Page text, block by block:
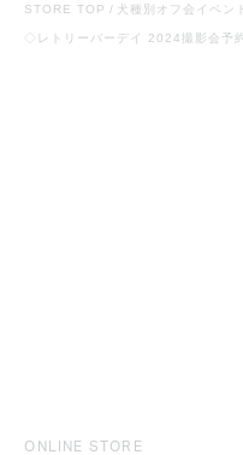
STORE TOP 犬種別オフ会イベント
◇レトリーバーデイ 2024撮影会予
ONLINE STORE